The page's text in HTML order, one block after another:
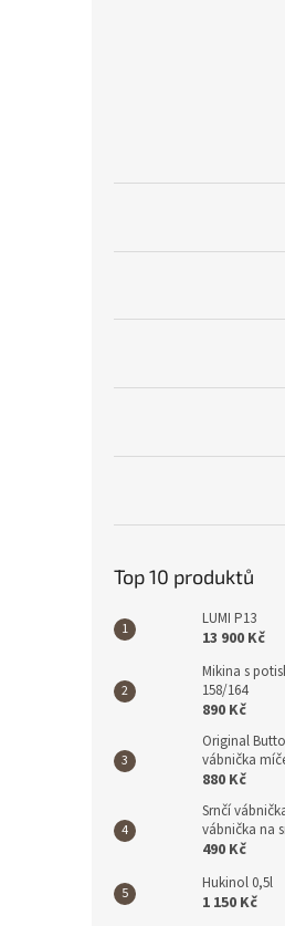
Top 10 produktů
LUMI P13
13 900 Kč
Mikina s
158/164
890 Kč
Original
vábnička
880 Kč
Srnčí
vábnička na
490 Kč
Hukinol 0,5l
1 150 Kč